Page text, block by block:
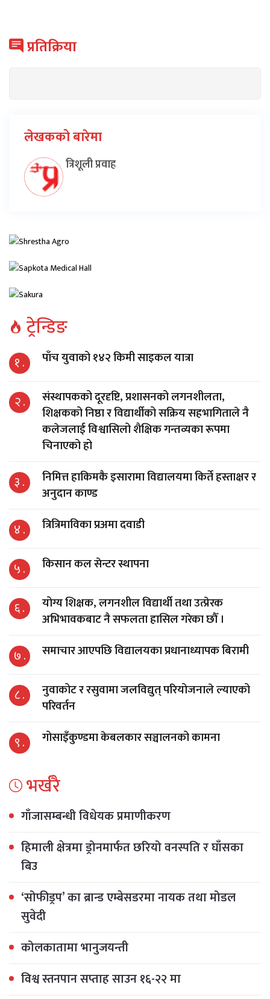
प्रतिक्रिया
लेखकको बारेमा
त्रिशूली प्रवाह
ट्रेन्डिङ
१ . पाँच युवाको १४२ किमी साइकल यात्रा
२ .
संस्थापकको दूरदृष्टि, प्रशासनको लगनशीलता,
शिक्षकको निष्ठा र विद्यार्थीको सक्रिय सहभागिताले नै
कलेजलाई विश्वासिलो शैक्षिक गन्तव्यका रूपमा
चिनाएको हो
३ .
निमित्त हाकिमकै इसारामा विद्यालयमा किर्ते हस्ताक्षर र
अनुदान काण्ड
४ . त्रित्रिमाविका प्रअमा दवाडी
५ . किसान कल सेन्टर स्थापना
६ .
योग्य शिक्षक, लगनशील विद्यार्थी तथा उत्प्रेरक
अभिभावकबाट नै सफलता हासिल गरेका छौँ ।
७ . समाचार आएपछि विद्यालयका प्रधानाध्यापक बिरामी
८ .
नुवाकोट र रसुवामा जलविद्युत् परियोजनाले ल्याएको
परिवर्तन
९ . गोसाइँकुण्डमा केबलकार सञ्चालनको कामना
भर्खरै
गाँजासम्बन्धी विधेयक प्रमाणीकरण
हिमाली क्षेत्रमा ड्रोनमार्फत छरियो वनस्पति र घाँसका
बिउ
‘सोफीड्रप’ का ब्रान्ड एम्बेसडरमा नायक तथा मोडल
सुवेदी
कोलकातामा भानुजयन्ती
विश्व स्तनपान सप्ताह साउन १६-२२ मा